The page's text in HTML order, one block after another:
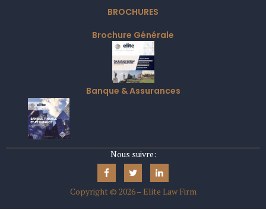
BROCHURES
Brochure Générale
Banque & Assurances
Nous suivre:
Copyright © 2026 – Elite Law Firm